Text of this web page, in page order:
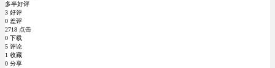
多半好评
3 好评
0 差评
2718 点击
0 下载
5 评论
1 收藏
0 分享